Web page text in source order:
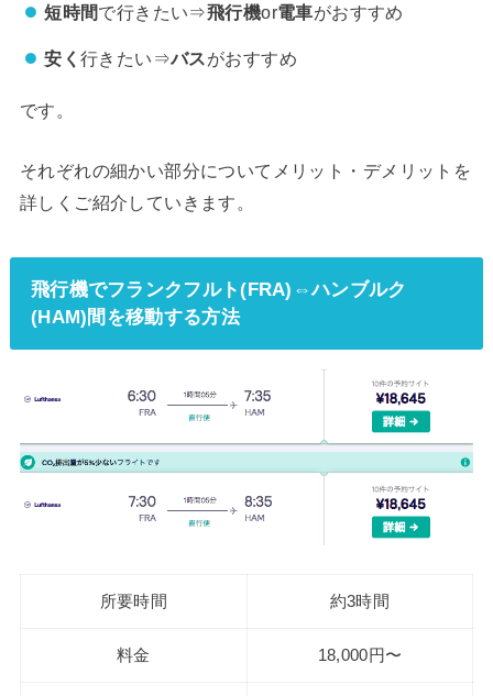
短時間で行きたい⇒飛行機or電車がおすすめ
安く 行きたい⇒バスがおすすめ
です。
それぞれの細かい部分についてメリット・デメリットを
詳しくご紹介していきます。
飛行機でフランクフルト(FRA)⇔ハンブルク
(HAM)間を移動する方法
所要時間 約3時間
料金 18,000円〜